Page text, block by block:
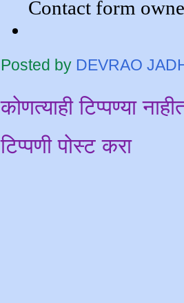
Posted by DEVRAO
कोणत्याही टिप्पण्‍या
टिप्पणी पोस्ट करा